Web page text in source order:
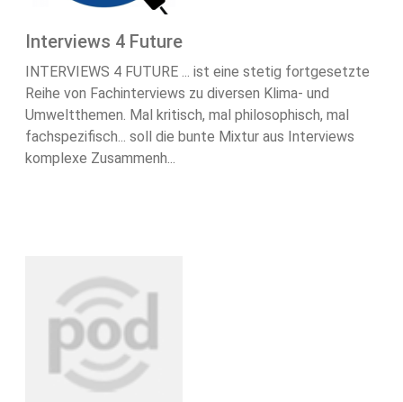
Interviews 4 Future
INTERVIEWS 4 FUTURE ... ist eine stetig fortgesetzte
Reihe von Fachinterviews zu diversen Klima- und
Umweltthemen. Mal kritisch, mal philosophisch, mal
fachspezifisch... soll die bunte Mixtur aus Interviews
komplexe Zusammenh...